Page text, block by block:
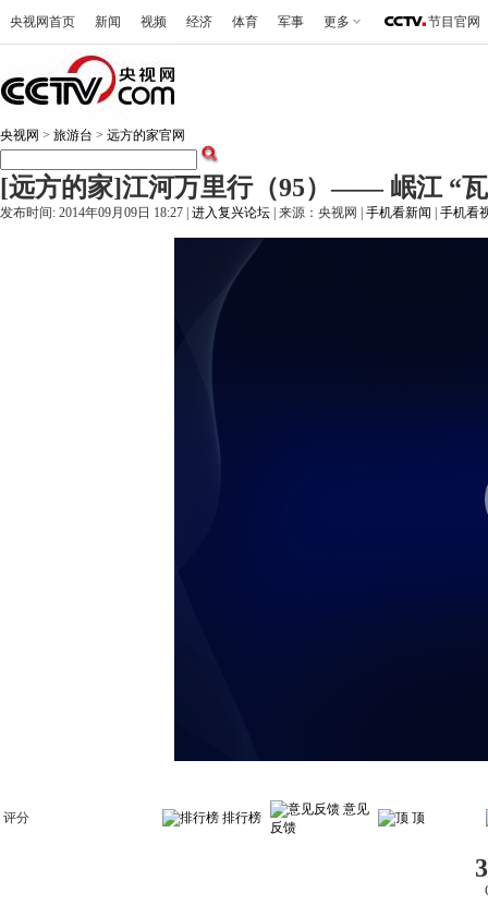
央视网首页 新闻 视频 经济 体育 军事 更多 节目官网
央视网 > 旅游台 > 远方的家官网
[远方的家]江河万里行（95）—— 岷江 “
发布时间: 2014年09月09日 18:27 | 进入复兴论坛 | 来源：央视网 | 手机看新闻 手机看
评分 排行榜
意见
反馈
顶